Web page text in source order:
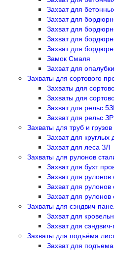
Захват для
Захват для
Захват для
Захват для
Захват для
Замок Смаля
Захват для опалубки
Захваты для сортового
Захваты для
Захваты для
Захват для рельс
Захват для рельс ЗР
Захваты для труб и
Захват для круглых
Захват для леса ЗЛ
Захваты для рулонов
Захват для бухт
Захват для
Захват для
Захват для рулонов
Захваты для сэндвич-
Захват для
Захват для
Захваты для подъёма
Захват для